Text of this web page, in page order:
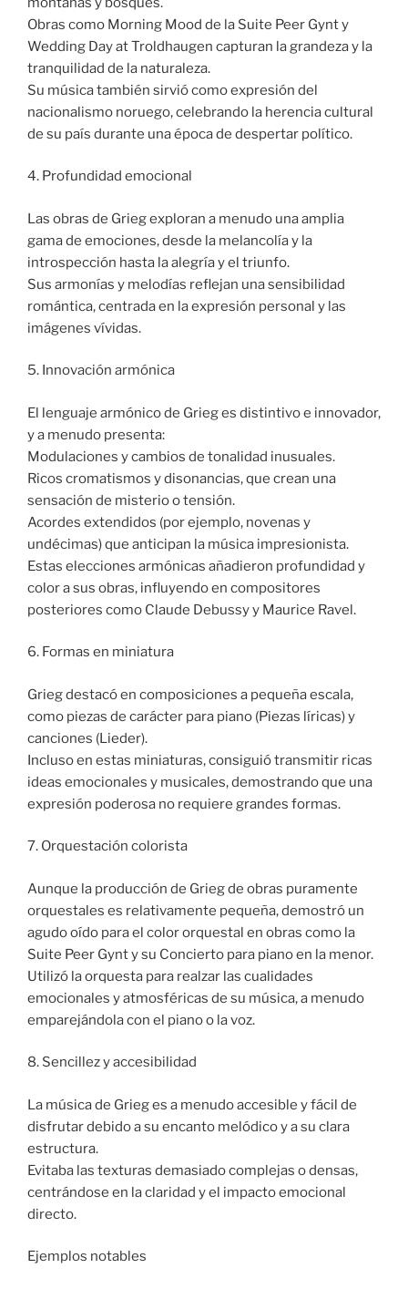
Obras como Morning Mood de la Suite Peer Gynt y
Wedding Day at Troldhaugen capturan la grandeza y la
tranquilidad de la naturaleza.
Su música también sirvió como expresión del
nacionalismo noruego, celebrando la herencia cultural
de su país durante una época de despertar político.
4. Profundidad emocional
Las obras de Grieg exploran a menudo una amplia
gama de emociones, desde la melancolía y la
introspección hasta la alegría y el triunfo.
Sus armonías y melodías reflejan una sensibilidad
romántica, centrada en la expresión personal y las
imágenes vívidas.
5. Innovación armónica
El lenguaje armónico de Grieg es distintivo e innovador,
y a menudo presenta:
Modulaciones y cambios de tonalidad inusuales.
Ricos cromatismos y disonancias, que crean una
sensación de misterio o tensión.
Acordes extendidos (por ejemplo, novenas y
undécimas) que anticipan la música impresionista.
Estas elecciones armónicas añadieron profundidad y
color a sus obras, influyendo en compositores
posteriores como Claude Debussy y Maurice Ravel.
6. Formas en miniatura
Grieg destacó en composiciones a pequeña escala,
como piezas de carácter para piano (Piezas líricas) y
canciones (Lieder).
Incluso en estas miniaturas, consiguió transmitir ricas
ideas emocionales y musicales, demostrando que una
expresión poderosa no requiere grandes formas.
7. Orquestación colorista
Aunque la producción de Grieg de obras puramente
orquestales es relativamente pequeña, demostró un
agudo oído para el color orquestal en obras como la
Suite Peer Gynt y su Concierto para piano en la menor.
Utilizó la orquesta para realzar las cualidades
emocionales y atmosféricas de su música, a menudo
emparejándola con el piano o la voz.
8. Sencillez y accesibilidad
La música de Grieg es a menudo accesible y fácil de
disfrutar debido a su encanto melódico y a su clara
estructura.
Evitaba las texturas demasiado complejas o densas,
centrándose en la claridad y el impacto emocional
directo.
Ejemplos notables